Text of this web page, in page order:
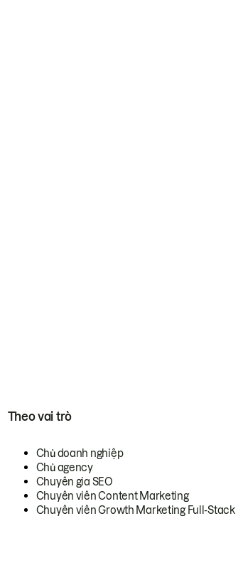
Theo vai trò
Chủ doanh nghiệp
Chủ agency
Chuyên gia SEO
Chuyên viên Content Marketing
Chuyên viên Growth Marketing Full-Stack